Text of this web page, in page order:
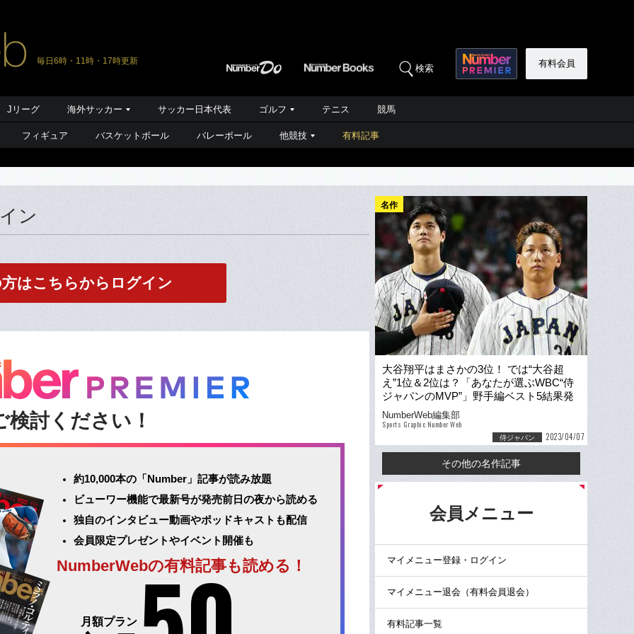
毎日6時・11時・17時更新
検索 有料会員
Jリーグ 海外サッカー サッカー日本代表 ゴルフ テニス 競馬
フィギュア バスケットボール バレーボール 他競技 有料記事
ン
はこちらからログイン
検討ください！
約10,000本の「Number」記事が読み放題
ビューワー機能で最新号が発売前日の夜から読める
独自のインタビュー動画やポッドキャストも配信
会員限定プレゼントやイベント開催も
NumberWebの有料記事も読める！
月額プラン
名作
大谷翔平はまさかの3位！ では“大谷超
え”1位＆2位は？「あなたが選ぶWBC“侍
ジャパンのMVP”」野手編ベスト5結果発
表《1500人アンケート》
NumberWeb編集部
Sports Graphic Number Web
侍ジャパン 2023/04/07
その他の名作記事
会員メニュー
マイメニュー登録・ログイン
マイメニュー退会（有料会員退会）
有料記事一覧